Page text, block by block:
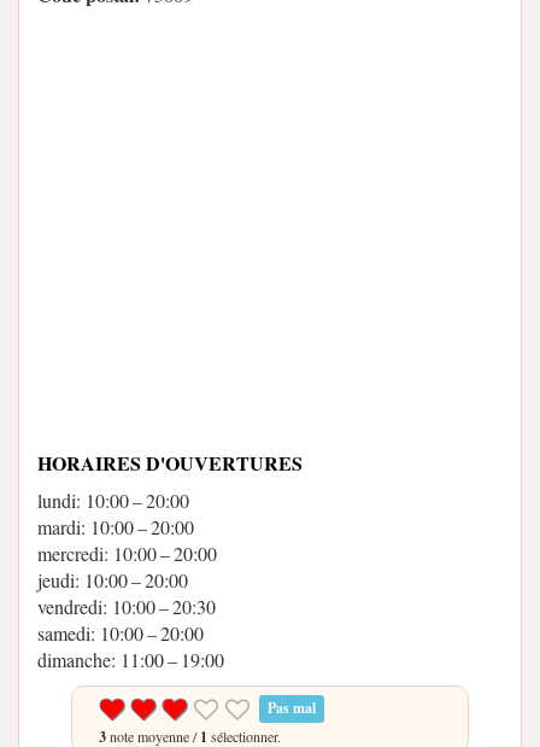
HORAIRES D'OUVERTURES
lundi: 10:00 – 20:00
mardi: 10:00 – 20:00
mercredi: 10:00 – 20:00
jeudi: 10:00 – 20:00
vendredi: 10:00 – 20:30
samedi: 10:00 – 20:00
dimanche: 11:00 – 19:00
Pas mal
3note moyenne /1 sélectionner.